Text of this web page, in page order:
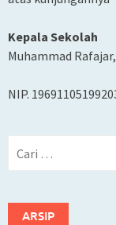
Kepala Sekolah
Muhammad Rafajar,
NIP.
ARSIP